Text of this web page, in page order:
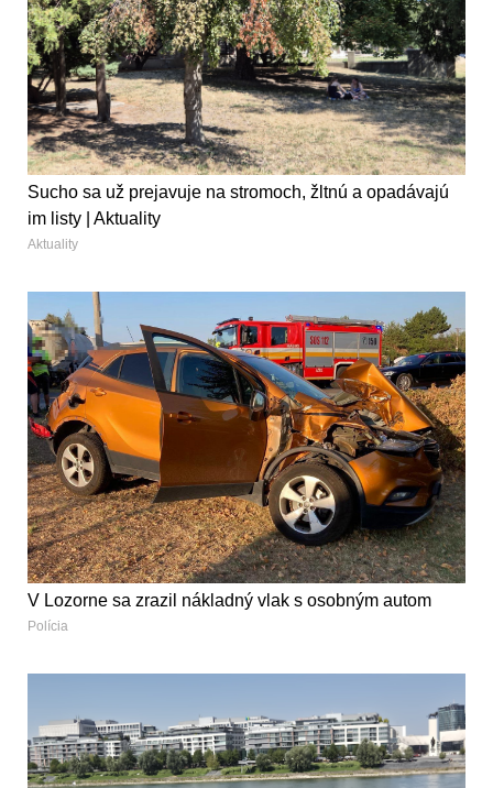
Sucho sa už prejavuje na stromoch, žltnú a opadávajú
im listy | Aktuality
Aktuality
V Lozorne sa zrazil nákladný vlak s osobným autom
Polícia